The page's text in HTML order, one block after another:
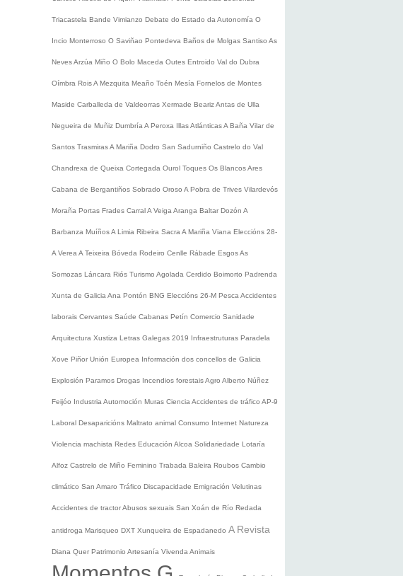
Triacastela Bande Vimianzo Debate do Estado da Autonomía O
Incio Monterroso O Saviñao Pontedeva Baños de Molgas Santiso As
NevesArzúa Miño O Bolo Maceda Outes Entroido Val do Dubra
Oímbra RoisA Mezquita Meaño Toén Mesía Fornelos de Montes
Maside Carballeda de Valdeorras Xermade BearizAntas de Ulla
Negueira de Muñiz Dumbría A Peroxa Illas AtlánticasA Baña Vilar de
Santos TrasmirasA Mariña Dodro San Sadurniño Castrelo do Val
Chandrexa de Queixa Cortegada Ourol Toques Os BlancosAres
Cabana de Bergantiños Sobrado Oroso A Pobra de Trives Vilardevós
Moraña Portas Frades CarralA Veiga Aranga Baltar Dozón A
Barbanza MuíñosA Limia Ribeira Sacra A Mariña Viana Eleccións 28-
A Verea A Teixeira Bóveda Rodeiro Cenlle Rábade EsgosAs
Somozas Láncara Riós Turismo Agolada Cerdido Boimorto Padrenda
Xunta de Galicia Ana Pontón BNG Eleccións 26-M Pesca Accidentes
laborais Cervantes Saúde Cabanas Petín Comercio Sanidade
Arquitectura Xustiza Letras Galegas 2019 Infraestruturas Paradela
Xove Piñor Unión Europea Información dos concellos de Galicia
Explosión Paramos Drogas Incendios forestaisAgro Alberto Núñez
Feijóo Industria Automoción Muras Ciencia Accidentes de tráfico AP-9
Laboral Desaparicións Maltrato animal Consumo Internet Natureza
Violencia machista Redes Educación Alcoa Solidariedade Lotaría
Alfoz Castrelo de Miño Feminino Trabada Baleira Roubos Cambio
climático San Amaro Tráfico Discapacidade Emigración Velutinas
Accidentes de tractorAbusos sexuais San Xoán de Río Redada
antidroga Marisqueo DXT Xunqueira de Espadanedo A Revista
Diana Quer Patrimonio Artesanía Vivenda Animais